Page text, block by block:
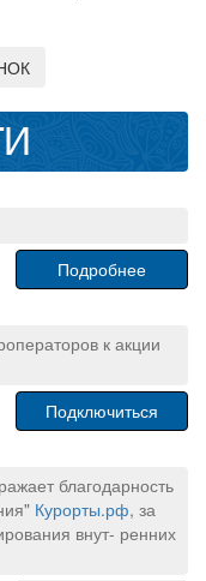
Подробнее
к акции
Подключиться
благодарность
Курорты.рф, за
внут- ренних